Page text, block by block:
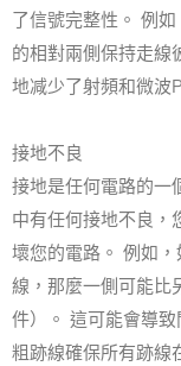
了信號完整性。 例
的相對兩側保持走線
地减少了射頻和微波
接地不良
接地是任何電路的一
中有任何接地不良，
壞您的電路。 例如，
線，那麼一側可能比
件）。 這可能會導
粗跡線確保所有跡線